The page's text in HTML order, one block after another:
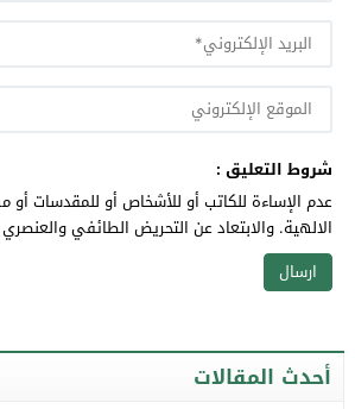
شروط التعليق :
عدم الإساءة للكاتب أو للأشخاص أو للمقدسات أو
الالهية. والابتعاد عن التحريض الطائفي
أحدث المقالات